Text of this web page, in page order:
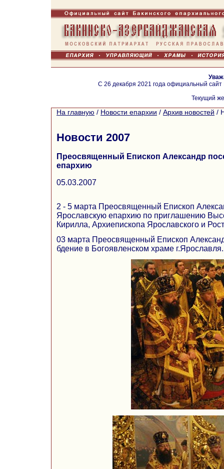
С 26 декабря 2021 года официальный
Текущий
На главную / Новости епархии / Архив новостей /
Новости 2007
Преосвященный Епископ Александр
епархию
05.03.2007
2 - 5 марта Преосвященный Епископ
Ярославскую епархию по приглашению
Кирилла, Архиепископа Ярославского и
03 марта Преосвященный Епископ
бдение в Богоявленском храме г.Ярославля.